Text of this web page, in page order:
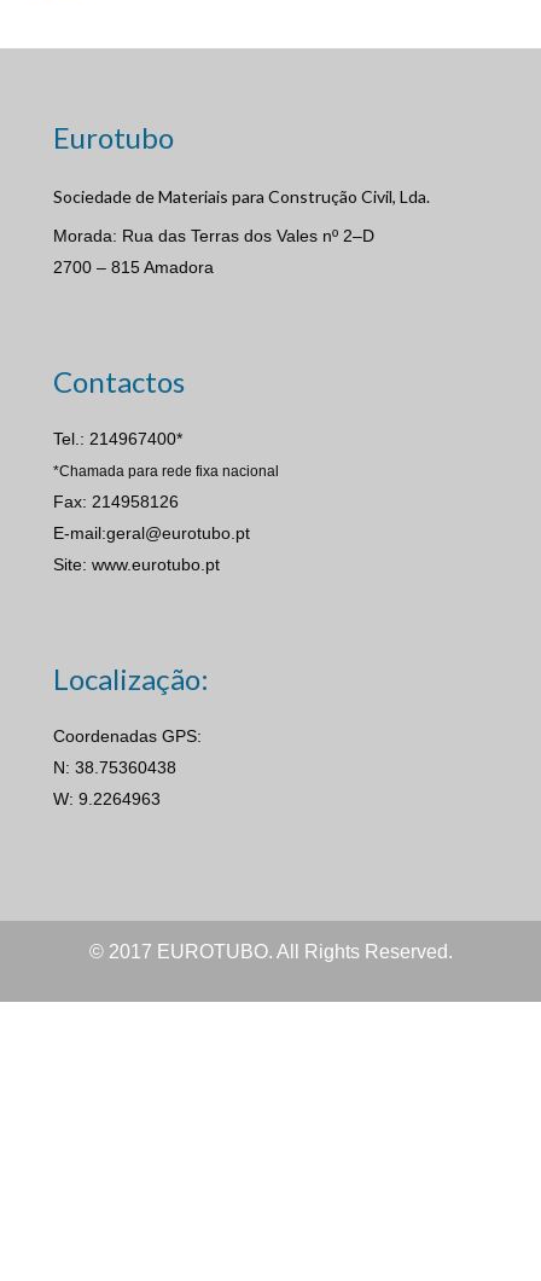
Eurotubo
Sociedade de Materiais para Construção Civil, Lda.
Morada: Rua das Terras dos Vales nº 2–D
2700 – 815 Amadora
Contactos
Tel.: 214967400*
*Chamada para rede fixa nacional
Fax: 214958126
E-mail:geral@eurotubo.pt
Site: www.eurotubo.pt
Localização:
Coordenadas GPS:
N: 38.75360438
W: 9.2264963
© 2017 EUROTUBO. All Rights Reserved.